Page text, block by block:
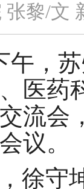
张黎/文
午 ，
医药
流会
议。
徐守